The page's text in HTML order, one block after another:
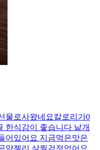
물로사왔네요칼로리가0
한식감이 좋습니다 낱개
어있어요 지금먹은맛은
약젤리 살찔걱정없어요